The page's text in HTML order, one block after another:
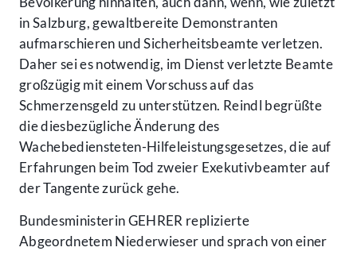
in Salzburg, gewaltbereite Demonstranten
aufmarschieren und Sicherheitsbeamte verletzen.
Daher sei es notwendig, im Dienst verletzte Beamte
großzügig mit einem Vorschuss auf das
Schmerzensgeld zu unterstützen. Reindl begrüßte
die diesbezügliche Änderung des
Wachebediensteten-Hilfeleistungsgesetzes, die auf
Erfahrungen beim Tod zweier Exekutivbeamter auf
der Tangente zurück gehe.
Bundesministerin GEHRER replizierte
Abgeordnetem Niederwieser und sprach von einer